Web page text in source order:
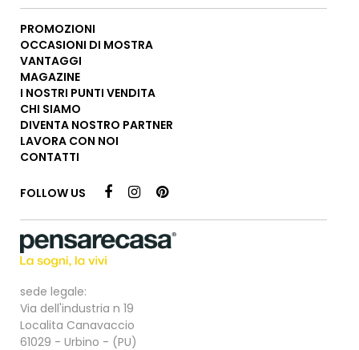
PROMOZIONI
OCCASIONI DI MOSTRA
VANTAGGI
MAGAZINE
I NOSTRI PUNTI VENDITA
CHI SIAMO
DIVENTA NOSTRO PARTNER
LAVORA CON NOI
CONTATTI
FOLLOW US
sede legale:
Via dell'industria n 19
Localita Canavaccio
61029 - Urbino - (PU)